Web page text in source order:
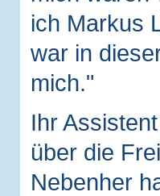
ich Markus
war in
mich."
Ihr
über die
Nebenher